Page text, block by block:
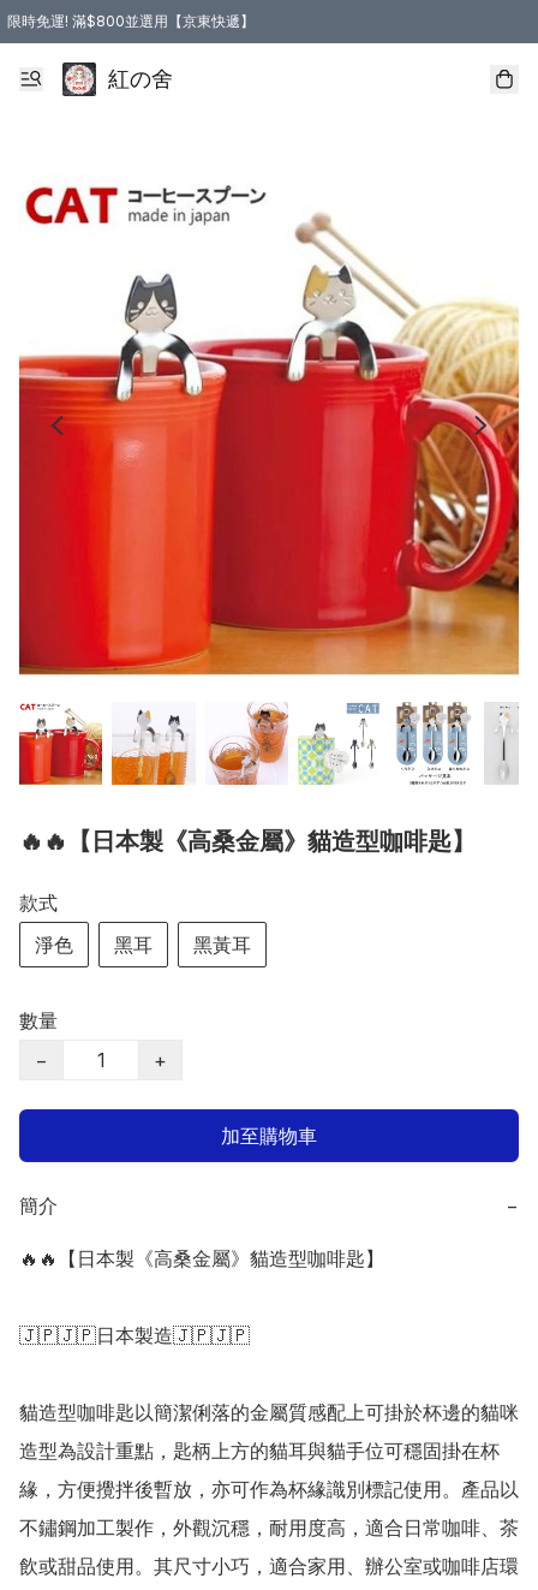
限時免運! 滿$800並選用【京東快遞】
紅の舍
🔥🔥【日本製《高桑金屬》貓造型咖啡匙】
款式
淨色
黑耳 黑黃耳
數量
−
+
加至購物車
簡介 −
🔥🔥【日本製《高桑金屬》貓造型咖啡匙】
🇯🇵🇯🇵日本製造🇯🇵🇯🇵
貓造型咖啡匙以簡潔俐落的金屬質感配上可掛於杯邊的貓咪
造型為設計重點，匙柄上方的貓耳與貓手位可穩固掛在杯
緣，方便攪拌後暫放，亦可作為杯緣識別標記使用。產品以
不鏽鋼加工製作，外觀沉穩，耐用度高，適合日常咖啡、茶
飲或甜品使用。其尺寸小巧，適合家用、辦公室或咖啡店環